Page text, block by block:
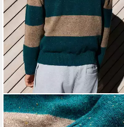
NEXT
Strickpullover Relaxed Fit